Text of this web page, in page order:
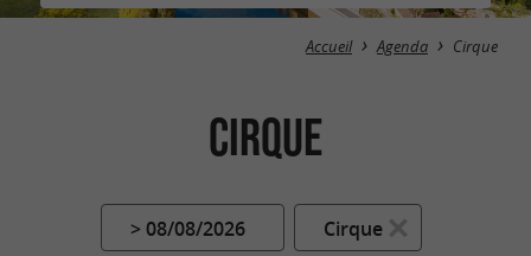
Accueil Agenda Cirque
Cirque
> 08/08/2026 Cirque